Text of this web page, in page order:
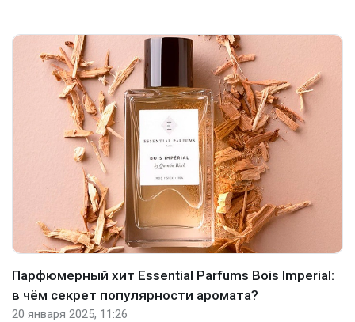
Парфюмерный хит Essential Parfums Bois Imperial:
в чём секрет популярности аромата?
20 января 2025, 11:26